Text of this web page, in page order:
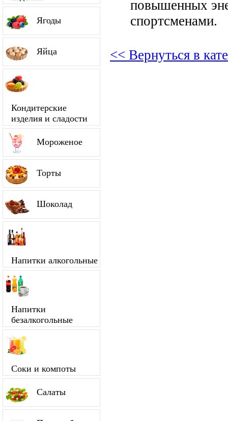
Ягоды
Яйца
Кондитерские
изделия и сладости
Мороженое
Торты
Шоколад
Напитки алкогольные
Напитки
безалкогольные
Соки и компоты
Салаты
повышенных
спортсменами.
<< Вернуться в